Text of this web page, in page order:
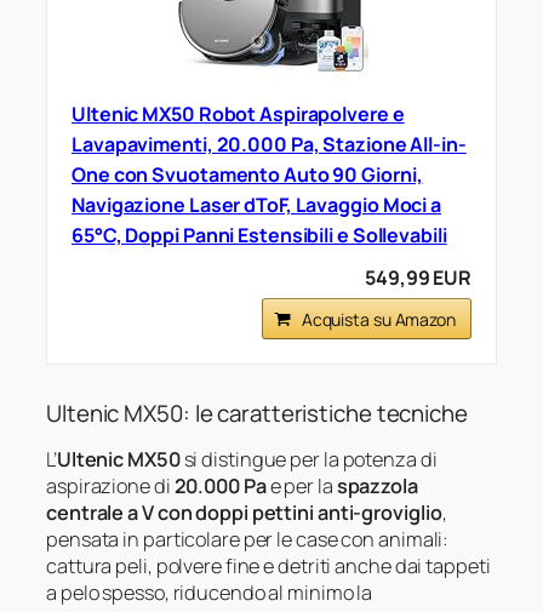
Ultenic MX50 Robot Aspirapolvere e
Lavapavimenti, 20.000 Pa, Stazione All-in-
One con Svuotamento Auto 90 Giorni,
Navigazione Laser dToF, Lavaggio Moci a
65°C, Doppi Panni Estensibili e Sollevabili
549,99 EUR
Acquista su Amazon
Ultenic MX50: le caratteristiche tecniche
L’Ultenic MX50si distingue per la potenza di
aspirazione di20.000 Pae per laspazzola
centrale a V con doppi pettini anti-groviglio,
pensata in particolare per le case con animali:
cattura peli, polvere fine e detriti anche dai tappeti
a pelo spesso, riducendo al minimo la